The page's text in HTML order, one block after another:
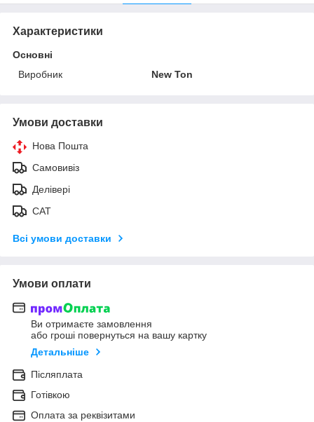
Характеристики
Основні
Виробник
New Ton
Умови доставки
Нова Пошта
Самовивіз
Делівері
САТ
Всі умови доставки
Умови оплати
Ви отримаєте замовлення
або гроші повернуться на вашу картку
Детальніше
Післяплата
Готівкою
Оплата за реквізитами